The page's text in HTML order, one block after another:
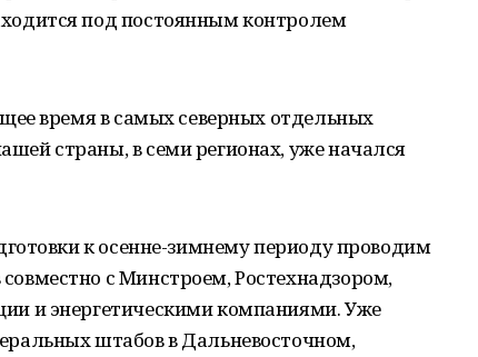
под постоянным контролем
время в самых северных отдельных
страны, в семи регионах, уже начался
к осенне-зимнему периоду проводим
с Минстроем, Ростехнадзором,
и энергетическими компаниями. Уже
штабов в Дальневосточном,